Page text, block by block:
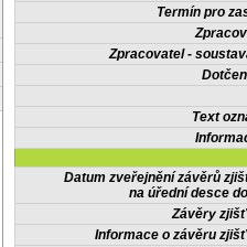
Termín pro
Zpracovatel -
Text
Datum zveřejnění závěrů
na úřední desce
Závěry
Informace o závěru